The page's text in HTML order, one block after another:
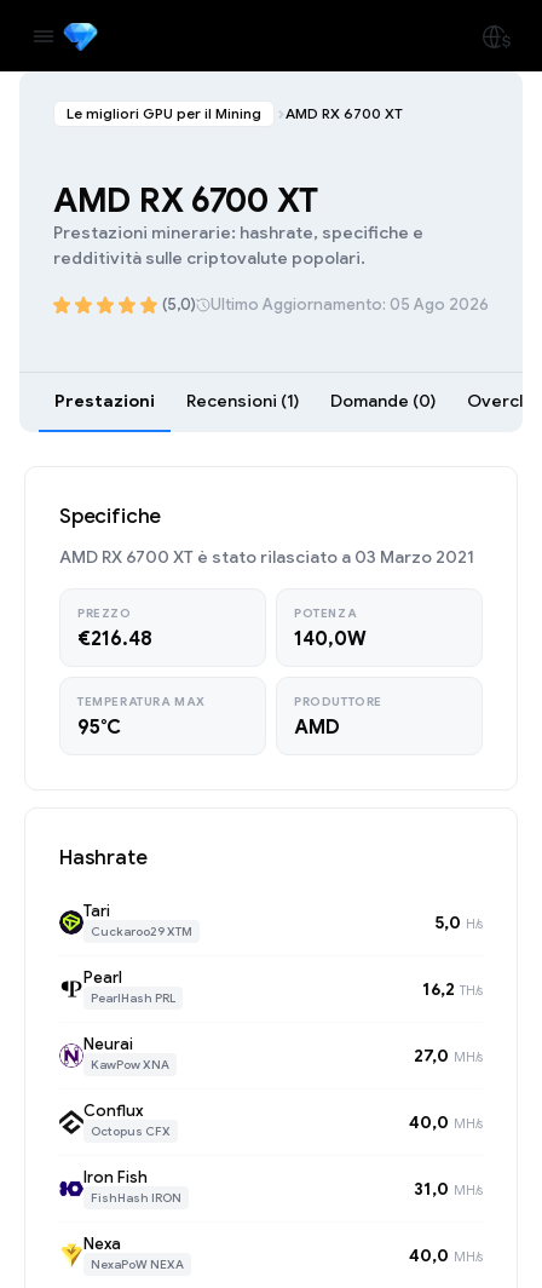
Le migliori GPU per il Mining AMD RX 6700 XT
AMD RX 6700 XT
Prestazioni minerarie: hashrate, specifiche e
redditività sulle criptovalute popolari.
(5,0) Ultimo Aggiornamento: 05 Ago 2026
Prestazioni Recensioni (1) Domande (0)
Specifiche
AMD RX 6700 XT è stato rilasciato a 03 Marzo 2021
PREZZO
€216.48
POTENZA
140,0W
TEMPERATURA MAX
95°C
PRODUTTORE
AMD
Hashrate
Tari
Cuckaroo29 XTM 5,0 H/s
Pearl
PearlHash PRL 16,2 TH/s
Neurai
KawPow XNA 27,0 MH/s
Conflux
Octopus CFX 40,0 MH/s
Iron Fish
FishHash IRON 31,0 MH/s
Nexa
NexaPoW NEXA 40,0 MH/s